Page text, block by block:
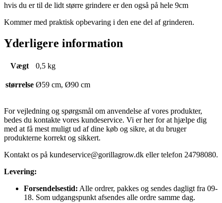
hvis du er til de lidt større grindere er den også på hele 9cm
Kommer med praktisk opbevaring i den ene del af grinderen.
Yderligere information
Vægt 0,5 kg
størrelse Ø59 cm, Ø90 cm
For vejledning og spørgsmål om anvendelse af vores produkter,
bedes du kontakte vores kundeservice. Vi er her for at hjælpe dig
med at få mest muligt ud af dine køb og sikre, at du bruger
produkterne korrekt og sikkert.
Kontakt os på kundeservice@gorillagrow.dk eller telefon 24798080.
Levering:
Forsendelsestid: Alle ordrer, pakkes og sendes dagligt fra 09-
18. Som udgangspunkt afsendes alle ordre samme dag.